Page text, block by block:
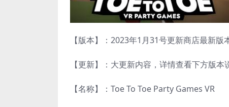
【版本】：2023年1月31号更新商店最新版
【更新】：大更新内容，详情查看下方版本
【名称】：Toe To Toe Party Games VR